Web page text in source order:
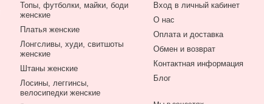
Топы, футболки, майки, боди
женские
Платья женские
Лонгсливы, худи, свитшоты
женские
Штаны женские
Лосины, леггинсы,
велосипедки женские
Вход в личный кабинет
О нас
Оплата и доставка
Обмен и возврат
Контактная информация
Блог